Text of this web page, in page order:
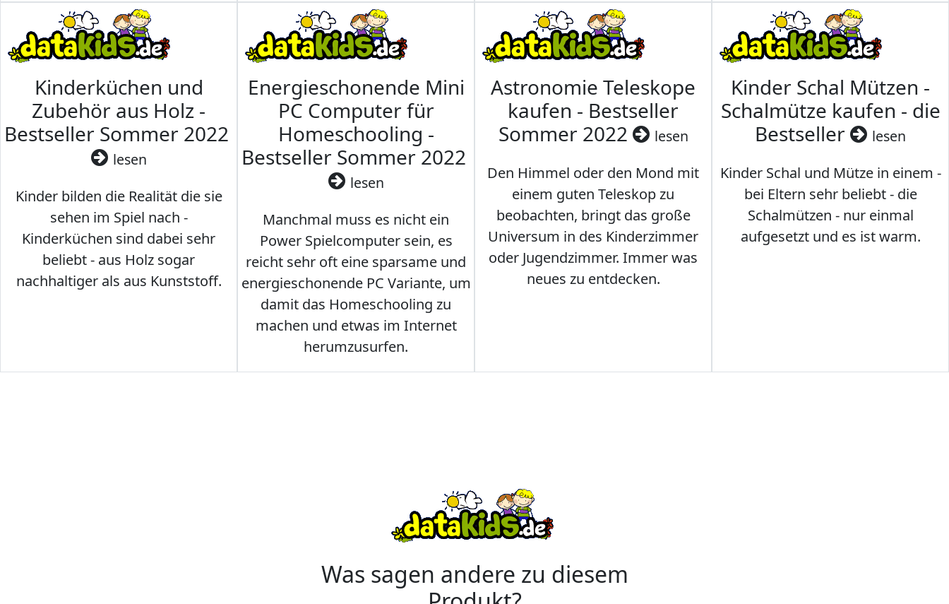
Kinderküchen und
Zubehör aus Holz -
Bestseller Sommer 2022
lesen
Kinder bilden die Realität die sie
sehen im Spiel nach -
Kinderküchen sind dabei sehr
beliebt - aus Holz sogar
nachhaltiger als aus Kunststoff.
Energieschonende Mini
PC Computer für
Homeschooling -
Bestseller Sommer 2022
lesen
Manchmal muss es nicht ein
Power Spielcomputer sein, es
reicht sehr oft eine sparsame und
energieschonende PC Variante, um
damit das Homeschooling zu
machen und etwas im Internet
herumzusurfen.
Astronomie Teleskope
kaufen - Bestseller
Sommer 2022
lesen
Den Himmel oder den Mond mit
einem guten Teleskop zu
beobachten, bringt das große
Universum in des Kinderzimmer
oder Jugendzimmer. Immer was
neues zu entdecken.
Kinder Schal Mützen -
Schalmütze kaufen - die
Bestseller
lesen
Kinder Schal und Mütze in einem -
bei Eltern sehr beliebt - die
Schalmützen - nur einmal
aufgesetzt und es ist warm.
Was sagen andere zu diesem